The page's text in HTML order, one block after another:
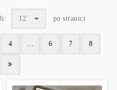
12 po stranici
4 ... 6 7 8